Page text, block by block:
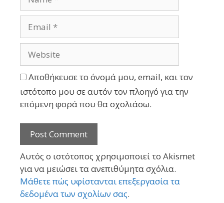
Αποθήκευσε το όνομά μου, email, και τον
ιστότοπο μου σε αυτόν τον πλοηγό για την
επόμενη φορά που θα σχολιάσω.
Αυτός ο ιστότοπος χρησιμοποιεί το Akismet
για να μειώσει τα ανεπιθύμητα σχόλια.
Μάθετε πώς υφίστανται επεξεργασία τα
δεδομένα των σχολίων σας.